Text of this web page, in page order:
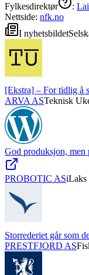
Fylkesdirektør
:
Nettside: nfk.no
I nyhetsbildet
[Ekstra] – For tidlig å
ARVA ASTeknisk
God produksjon, men
PROBOTIC ASiLaks
Storrederiet går som
PRESTFJORD AS